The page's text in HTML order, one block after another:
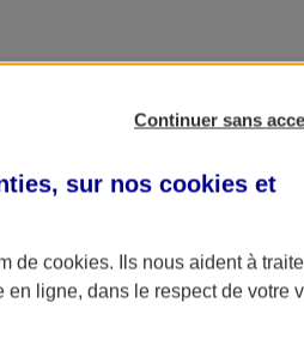
Continuer sans
sur nos cookies et
de cookies. Ils nous aident à
ligne, dans le respect de votre